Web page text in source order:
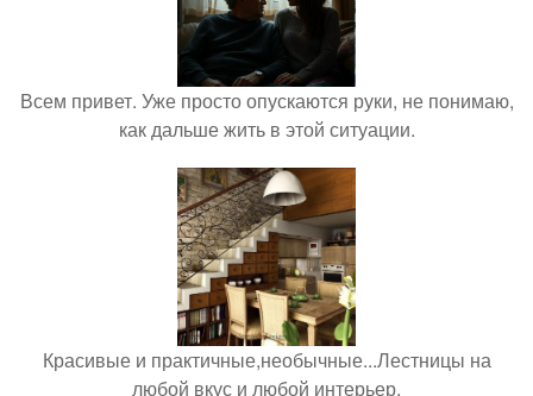
Всем привет. Уже просто опускаются руки, не понимаю,
как дальше жить в этой ситуации.
Красивые и практичные,необычные...Лестницы на
любой вкус и любой интерьер.